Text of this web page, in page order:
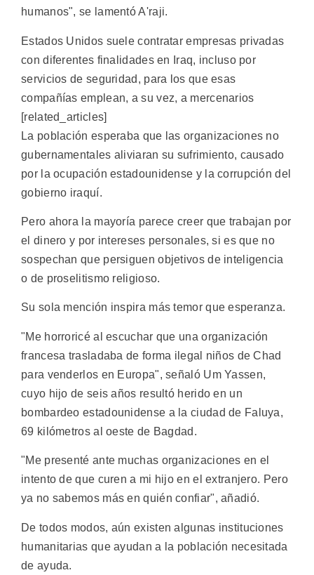
humanos", se lamentó A'raji.
Estados Unidos suele contratar empresas privadas
con diferentes finalidades en Iraq, incluso por
servicios de seguridad, para los que esas
compañías emplean, a su vez, a mercenarios
[related_articles]
La población esperaba que las organizaciones no
gubernamentales aliviaran su sufrimiento, causado
por la ocupación estadounidense y la corrupción del
gobierno iraquí.
Pero ahora la mayoría parece creer que trabajan por
el dinero y por intereses personales, si es que no
sospechan que persiguen objetivos de inteligencia
o de proselitismo religioso.
Su sola mención inspira más temor que esperanza.
"Me horroricé al escuchar que una organización
francesa trasladaba de forma ilegal niños de Chad
para venderlos en Europa", señaló Um Yassen,
cuyo hijo de seis años resultó herido en un
bombardeo estadounidense a la ciudad de Faluya,
69 kilómetros al oeste de Bagdad.
"Me presenté ante muchas organizaciones en el
intento de que curen a mi hijo en el extranjero. Pero
ya no sabemos más en quién confiar", añadió.
De todos modos, aún existen algunas instituciones
humanitarias que ayudan a la población necesitada
de ayuda.